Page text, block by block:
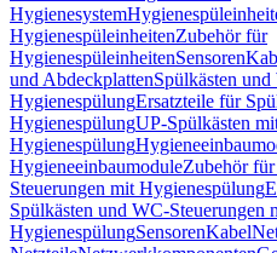
Hygienesystem
HygienespüleinheitenZubehör für
HygienespüleinheitenSensoren
und AbdeckplattenSpülkästen
HygienespülungErsatzteile für
HygienespülungUP-Spülkästen
Hygienespülung
HygieneeinbaumoduleZubehör
Steuerungen mit Hygienespülung
Spülkästen und WC-Steuerungen
HygienespülungSensorenKabel